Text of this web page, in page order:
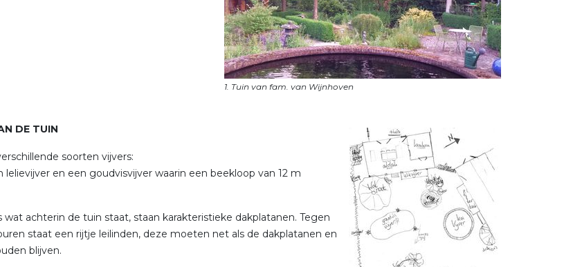
DE TUIN
soorten vijvers:
lelievijver en een goudvisvijver waarin een beekloop van 12 m
wat achterin de tuin staat, staan karakteristieke dakplatanen. Tegen
staat een rijtje leilinden, deze moeten net als de dakplatanen en
blijven.